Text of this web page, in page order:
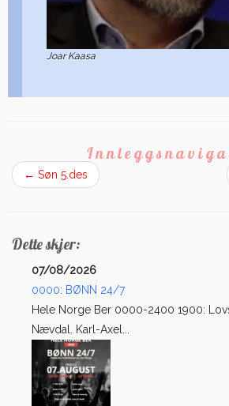
Joar Kaasa
← Søn 5.des
Dette skjer:
07/08/2026
0000: BØNN 24/7
Hele Norge Ber 0000-2400 1900:
Nævdal. Karl-Axel...